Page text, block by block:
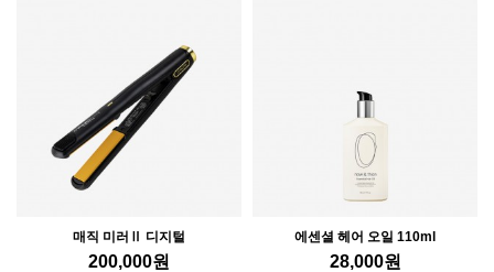
매직 미러Ⅱ 디지털
200,000원
에센셜 헤어 오일 110ml
28,000원